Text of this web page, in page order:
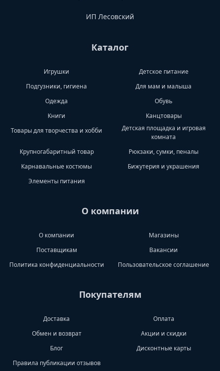
ИП Лесовский
Каталог
Игрушки
Детское питание
Подгузники, гигиена
Для мам и малыша
Одежда
Обувь
Книги
Канцтовары
Товары для творчества и хобби
Детская площадка и игровая
комната
Крупногабаритный товар
Рюкзаки, сумки, пеналы
Карнавальные костюмы
Бижутерия и украшения
Элементы питания
О компании
О компании
Магазины
Поставщикам
Вакансии
Политика конфиденциальности
Пользовательское соглашение
Покупателям
Доставка
Оплата
Обмен и возврат
Акции и скидки
Блог
Дисконтные карты
Правила публикации отзывов